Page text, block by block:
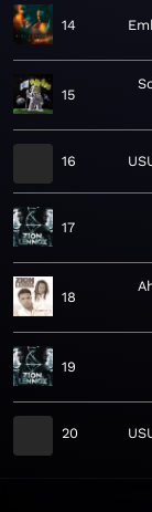
14
15
16
17
18
19
20